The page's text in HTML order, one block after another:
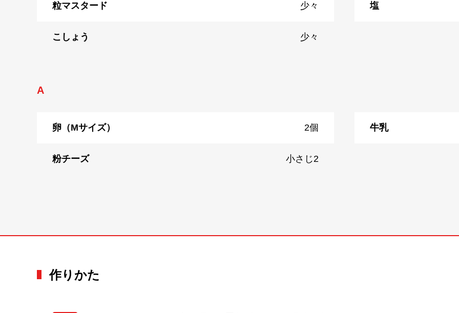
粒マスタード 少々 塩
こしょう 少々
A
卵（Mサイズ） 2個 牛乳
粉チーズ 小さじ2
作りかた